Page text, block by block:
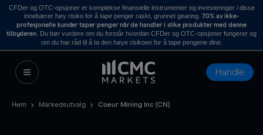
CFDer og OTC-opsjoner er komplekse finansielle instrumenter og investeringer i disse
innebærer høy risiko for å tape penger raskt, grunnet gearing. 70% av ikke-
profesjonelle kunder taper penger når de handler i slike produkter med denne
tilbyderen . Du bør vurdere om du forstår hvordan CFDer og OTC-opsjoner fungerer og
om du har råd til å ta den høye risikoen for å tape pengene dine.
Handle
Hem Markedsutvalg Coeur Mining Inc (CN)